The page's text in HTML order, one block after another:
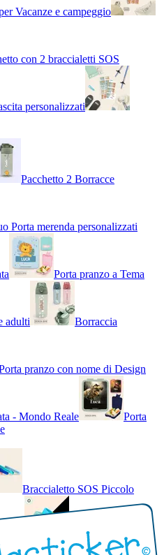
Vacanze e campeggio
con 2 braccialetti SOS
personalizzati
Pacchetto 2 Borracce
Porta merenda personalizzati
Porta pranzo a Tema
adulti Borraccia
pranzo con nome di Design
- Mondo Reale
Porta
Braccialetto SOS Piccolo
Braccialetto SOS